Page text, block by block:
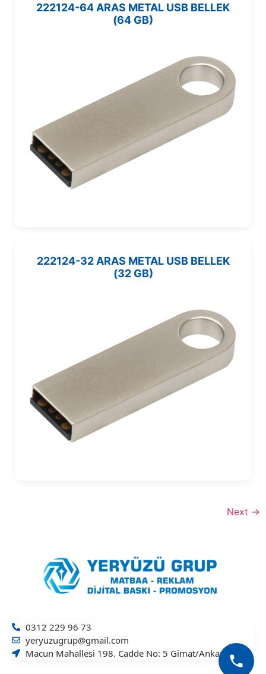
222124-64 ARAS METAL USB BELLEK
(64 GB)
222124-32 ARAS METAL USB BELLEK
(32 GB)
Next →
0312 229 96 73
yeryuzugrup@gmail.com
Macun Mahallesi 198. Cadde No: 5 Gimat/Ankara